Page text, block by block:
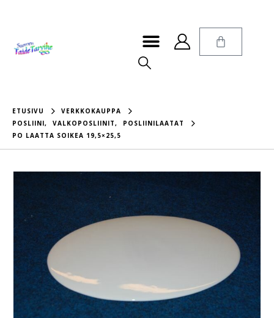
ETUSIVU
VERKKOKAUPPA
POSLIINI, VALKOPOSLIINIT,
POSLIINILAATAT
PO LAATTA SOIKEA 19,5×25,5